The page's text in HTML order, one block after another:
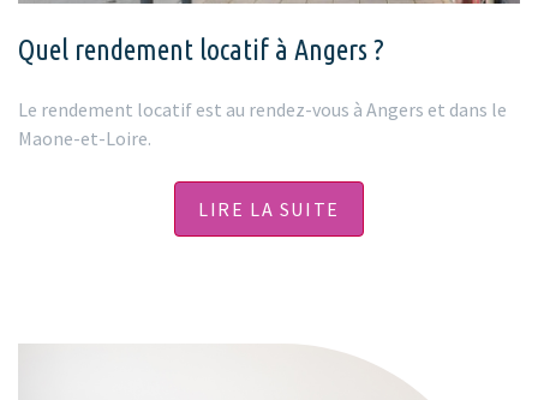
Quel rendement locatif à Angers ?
Le rendement locatif est au rendez-vous à Angers et dans le
Maone-et-Loire.
LIRE LA SUITE